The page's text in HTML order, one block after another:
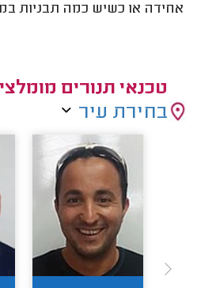
אחידה או כשיש כמה תבניות
טכנאי תנורים
בחירת עיר